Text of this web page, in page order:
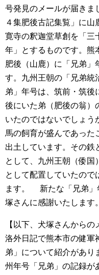
号発見のメールが届きま
４集肥後古記集覧」に
寛寺の釈迦堂草創を「三
年」とするものです。熊
肥後（山鹿）に「兄弟」
す。九州王朝の「兄弟統
弟」年号は、筑前・筑後
後にいた弟（肥後の翁）
いたのではないでしょう
馬の飼育が盛んであった
出土しています。その鉄
として、九州王朝（倭国
として配置していたので
ます。
新たな「兄弟」
塚さんに感謝いたします。
【以下、犬塚さんからの
洛外日記で熊本市の健軍
弟」について紹介があり
州年号「兄弟」の記録が